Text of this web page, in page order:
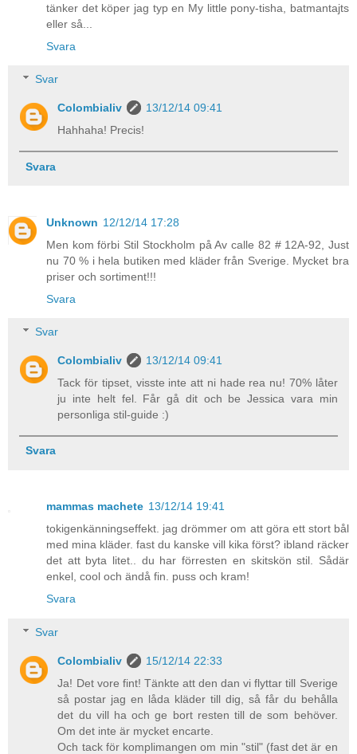
tänker det köper jag typ en My little pony-tisha, batmantajts
eller så...
Svara
Svar
Colombialiv
13/12/14 09:41
Hahhaha! Precis!
Svara
Unknown 12/12/14 17:28
Men kom förbi Stil Stockholm på Av calle 82 # 12A-92, Just
nu 70 % i hela butiken med kläder från Sverige. Mycket bra
priser och sortiment!!!
Svara
Svar
Colombialiv
13/12/14 09:41
Tack för tipset, visste inte att ni hade rea nu! 70% låter
ju inte helt fel. Får gå dit och be Jessica vara min
personliga stil-guide :)
Svara
mammas machete 13/12/14 19:41
tokigenkänningseffekt. jag drömmer om att göra ett stort bål
med mina kläder. fast du kanske vill kika först? ibland räcker
det att byta litet.. du har förresten en skitskön stil. Sådär
enkel, cool och ändå fin. puss och kram!
Svara
Svar
Colombialiv
15/12/14 22:33
Ja! Det vore fint! Tänkte att den dan vi flyttar till Sverige
så postar jag en låda kläder till dig, så får du behålla
det du vill ha och ge bort resten till de som behöver.
Om det inte är mycket encarte.
Och tack för komplimangen om min "stil" (fast det är en